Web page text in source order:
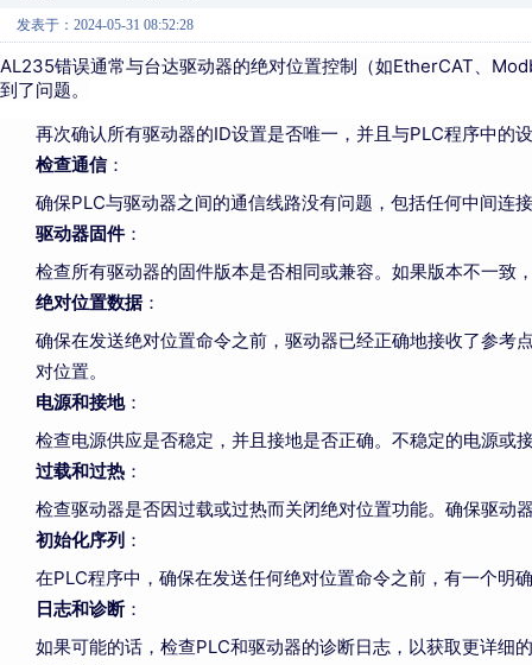
发表于：2024-05-31 08:52:28
AL235错误通常与台达驱动器的绝对位置控制（如EtherCAT、
到了问题。
再次确认所有驱动器的ID设置是否唯一，并且与PLC程序中的
检查通信：
确保PLC与驱动器之间的通信线路没有问题，包括任何中间连
驱动器固件：
检查所有驱动器的固件版本是否相同或兼容。如果版本不一致
绝对位置数据 ：
确保在发送绝对位置命令之前，驱动器已经正确地接收了参
对位置。
电源和接地：
检查电源供应是否稳定，并且接地是否正确。不稳定的电源或
过载和过热 ：
检查驱动器是否因过载或过热而关闭绝对位置功能。确保驱动
初始化序列 ：
在PLC程序中，确保在发送任何绝对位置命令之前，有一个明
日志和诊断：
如果可能的话，检查PLC和驱动器的诊断日志，以获取更详细